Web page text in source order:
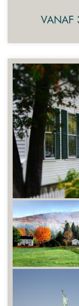
VANAF